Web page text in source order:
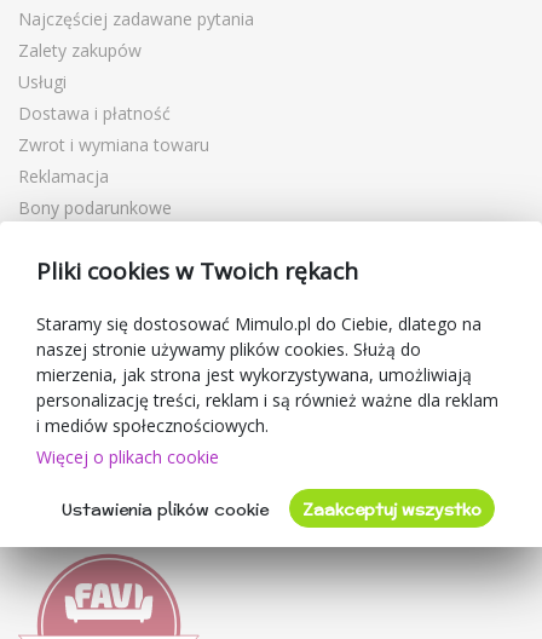
Najczęściej zadawane pytania
Zalety zakupów
Usługi
Dostawa i płatność
Zwrot i wymiana towaru
Reklamacja
Bony podarunkowe
Blog
O sprzedawcy
Mimulo.pl
Regulamin sklepu
Ochrona danych osobowych GDPR
Kontakty
Oceny klientów
Pliki cookies w Twoich rękach
Staramy się dostosować Mimulo.pl do Ciebie, dlatego na
naszej stronie używamy plików cookies. Służą do
mierzenia, jak strona jest wykorzystywana, umożliwiają
personalizację treści, reklam i są również ważne dla reklam
i mediów społecznościowych.
Więcej o plikach cookie
Ustawienia plików cookie Zaakceptuj wszystko